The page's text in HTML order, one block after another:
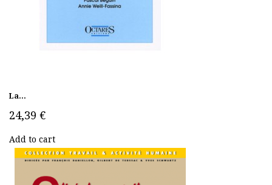
La...
24,39 €
Add to cart